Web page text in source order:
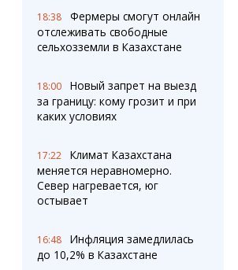
Фотокомиксы
Коллаж недели
Медиа
Видео
3D-тур
Timelapse
18:38
Фермеры смогут онлайн
отслеживать свободные
сельхозземли в Казахстане
18:00
Новый запрет на выезд
за границу: кому грозит и при
каких условиях
17:22
Климат Казахстана
меняется неравномерно.
Север нагревается, юг
остывает
16:48
Инфляция замедлилась
до 10,2% в Казахстане